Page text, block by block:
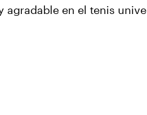
agradable en el tenis